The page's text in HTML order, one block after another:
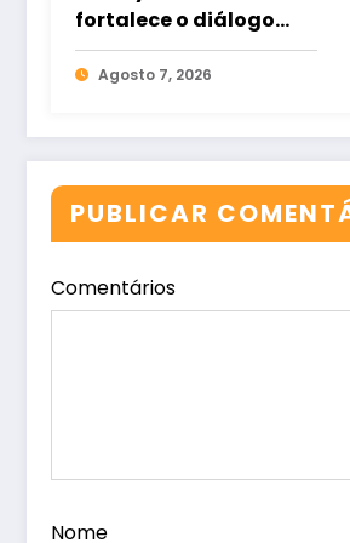
fortalece o diálogo
entre ciência e
sociedade
Agosto 7, 2026
PUBLICAR
Comentários
Nome